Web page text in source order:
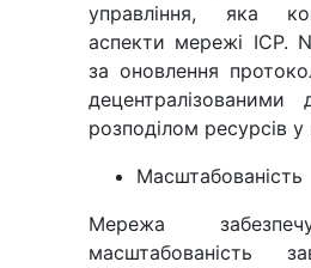
управління, яка
аспекти мережі ІСР.
за оновлення
децентралізованими
розподілом ресурсів
Масштабованість
Мережа
масштабованість